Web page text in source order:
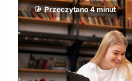
Przeczytano 4 minut